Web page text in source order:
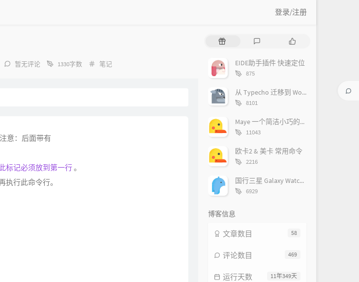
登录/注册
暂无评论 1330字数
分
笔记
意：后面带有
标记必须放到第一行。
执行此命令行。
随
评
作
EIDE助手插件 快速定位
字
875
从 Typecho 迁移到 WordPress 的后续
字
8101
Maye 一个简洁小巧的快速启动工具
字
11043
欧卡2 & 美卡 常用命令
字
2216
国行三星 Galaxy Watch7 其他品牌手机解锁心电图、血压等功能
字
6929
博客信息
58
文章数目
469
评论数目
11年349天
运行天数